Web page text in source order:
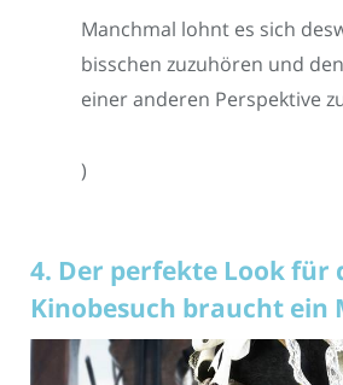
Manchmal lohnt es sich
bisschen zuzuhören und
einer anderen Perspektive
)
4. Der perfekte Look für
Kinobesuch braucht ein